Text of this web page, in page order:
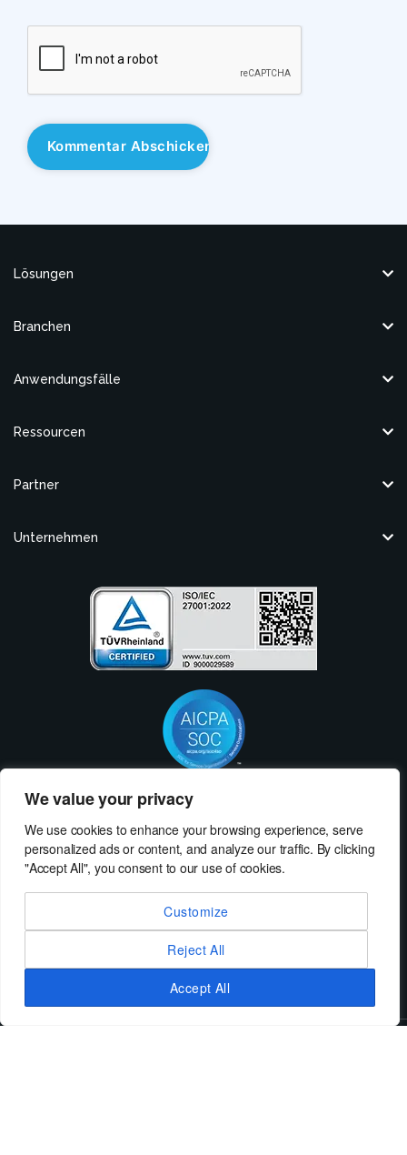
We value your privacy
We use cookies to enhance your browsing experience, serve
personalized ads or content, and analyze our traffic. By clicking
"Accept All", you consent to our use of cookies.
Customize
Reject All
Accept All
Lösungen
Branchen
Anwendungsfälle
Ressourcen
Partner
Unternehmen
Nehmen Sie Kontakt mit MeRLIN Sourcing auf
Wir würden uns freuen, von Ihnen zu hören! Kontaktieren Sie uns, und wir
erklären Ihnen, wie MeRLIN Sourcing Ihrem Unternehmen helfen kann.
Kontaktieren Sie uns